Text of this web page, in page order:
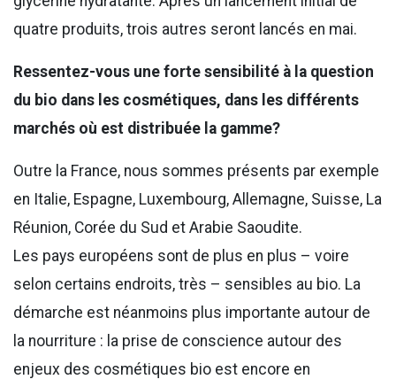
quatre produits, trois autres seront lancés en mai.
Ressentez-vous une forte sensibilité à la question
du bio dans les cosmétiques, dans les différents
marchés où est distribuée la gamme?
Outre la France, nous sommes présents par exemple
en Italie, Espagne, Luxembourg, Allemagne, Suisse, La
Réunion, Corée du Sud et Arabie Saoudite.
Les pays européens sont de plus en plus – voire
selon certains endroits, très – sensibles au bio. La
démarche est néanmoins plus importante autour de
la nourriture : la prise de conscience autour des
enjeux des cosmétiques bio est encore en